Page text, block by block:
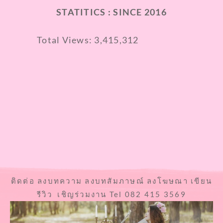
STATITICS : SINCE 2016
Total Views: 3,415,312
ติดต่อ ลงบทความ ลงบทสัมภาษณ์ ลงโฆษณา เขียน
รีวิว เชิญร่วมงาน Tel 082 415 3569